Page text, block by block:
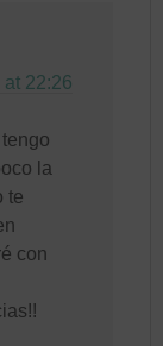
22:26
la
te
con